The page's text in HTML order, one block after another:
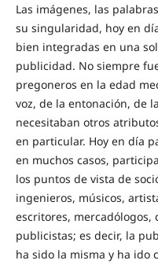
Las imágenes, las
su singularidad, hoy en
bien integradas en una
publicidad. No siempre
pregoneros en la edad
voz, de la entonación, de
necesitaban otros
en particular. Hoy en día
en muchos casos,
los puntos de vista de
ingenieros, músicos,
escritores, mercadólogos,
publicistas; es decir, la
ha sido la misma y ha ido